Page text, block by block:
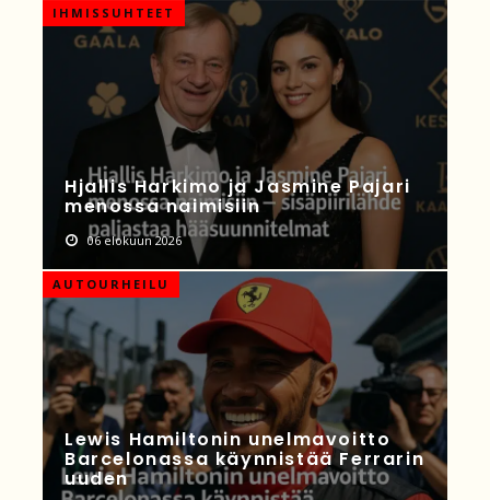
IHMISSUHTEET
Hjallis Harkimo ja Jasmine Pajari
menossa naimisiin
06 elokuun 2026
AUTOURHEILU
Lewis Hamiltonin unelmavoitto
Barcelonassa käynnistää Ferrarin
uuden